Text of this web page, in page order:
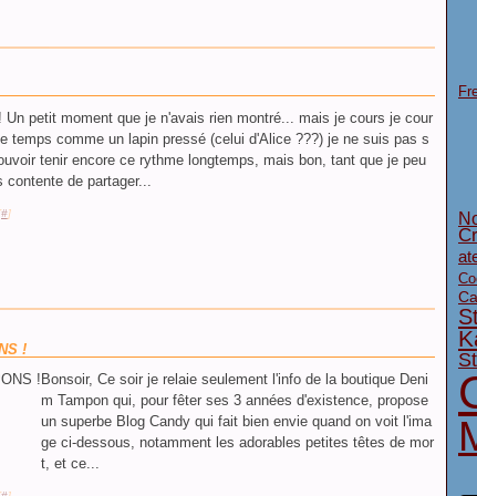
Un petit moment que je n'avais rien montré... mais je cours je cour
temps comme un lapin pressé (celui d'Alice ???) je ne suis pas s
tenir encore ce rythme longtemps, mais bon, tant que je peu
contente de partager...
#]
!
Bonsoir, Ce soir je relaie seulement l'info de la boutique Deni
m Tampon qui, pour fêter ses 3 années d'existence, propose
un superbe Blog Candy qui fait bien envie quand on voit l'ima
ge ci-dessous, notamment les adorables petites têtes de mor
t, et ce...